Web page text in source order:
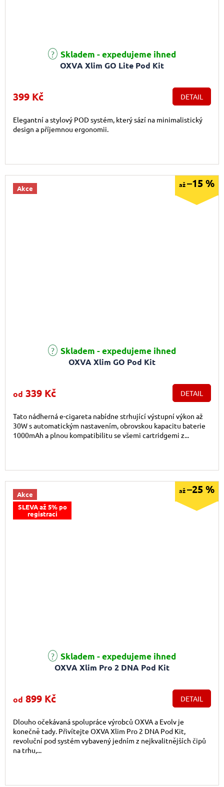
OXVA Xlim GO Lite Pod Kit
Skladem - expedujeme ihned
399 Kč DETAIL
Elegantní a stylový POD systém, který sází na minimalistický
design a příjemnou ergonomii.
Akce až–15 %
OXVA Xlim GO Pod Kit
Průměrné hodnocení produktu je 4,9 z 5 hvězdiček.
Skladem - expedujeme ihned
od 339 Kč DETAIL
Tato nádherná e-cigareta nabídne strhující výstupní výkon až
30W s automatickým nastavením, obrovskou kapacitu baterie
1000mAh a plnou kompatibilitu se všemi cartridgemi z...
Akce
SLEVA až 5% po
registraci
až–25 %
OXVA Xlim Pro 2 DNA Pod Kit
Průměrné hodnocení produktu je 4,6 z 5 hvězdiček.
Skladem - expedujeme ihned
od 899 Kč DETAIL
Dlouho očekávaná spolupráce výrobců OXVA a Evolv je
konečně tady. Přivítejte OXVA Xlim Pro 2 DNA Pod Kit,
revoluční pod systém vybavený jedním z nejkvalitnějších čipů
na trhu,...